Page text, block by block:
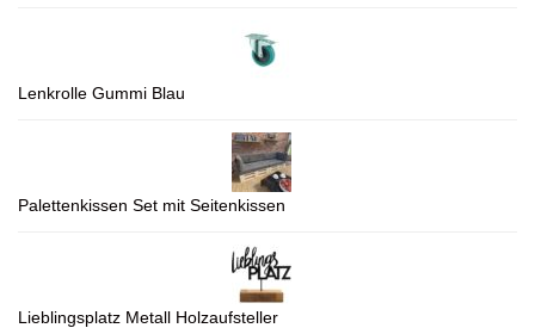
Lenkrolle Gummi Blau
Palettenkissen Set mit Seitenkissen
Lieblingsplatz Metall Holzaufsteller